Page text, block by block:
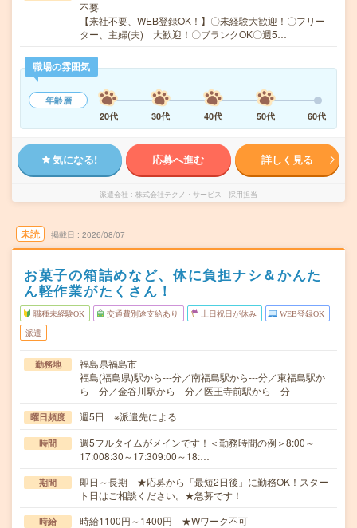
不要
【来社不要、WEB登録OK！】〇未経験大歓迎！〇フリー
ター、主婦(夫) 大歓迎！〇ブランクOK〇週5…
職場の雰囲気
年齢層
20代
30代 40代 50代 60代
気になる! 応募へ進む 詳しく見る
派遣会社 株式会社テクノ・サービス 採用担当
未読 掲載日 2026/08/07
お菓子の箱詰めなど、体に負担ナシ＆かんた
ん軽作業がたくさん！
職種未経験OK 交通費別途支給あり 土日祝日が休み WEB登録OK
派遣
勤務地
福島県福島市
福島(福島県)駅から---分／南福島駅から---分／東福島駅か
ら---分／金谷川駅から---分／医王寺前駅から---分
曜日頻度 週5日 ※派遣先による
時間
週5フルタイムがメインです！＜勤務時間の例＞8:00～
17:008:30～17:309:00～18:…
期間
即日～長期 ★応募から「最短2日後」に勤務OK！スター
ト日はご相談ください。★急募です！
時給 時給1100円～1400円 ★Wワーク不可